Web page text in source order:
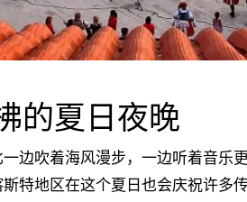
的夏日夜晚
吹着海风漫步，一边听着音乐
特地区在这个夏日也会庆祝许多